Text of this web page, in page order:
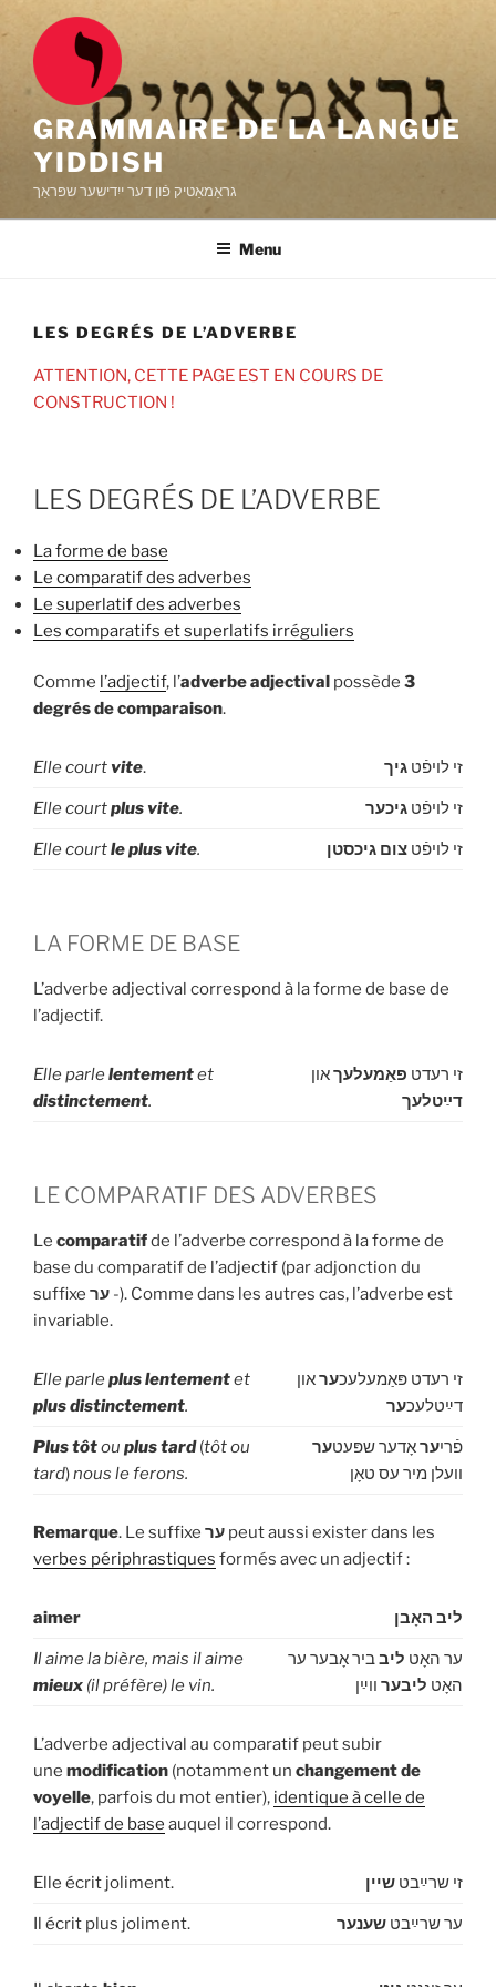
to
content
GRAMMAIRE DE LA LANGUE
YIDDISH
גראַמאַטיק פֿון דער ייִדישער שפּראַך
Menu
LES DEGRÉS DE L’ADVERBE
ATTENTION, CETTE PAGE EST EN COURS DE
CONSTRUCTION !
LES DEGRÉS DE L’ADVERBE
La forme de base
Le comparatif des adverbes
Le superlatif des adverbes
Les comparatifs et superlatifs irréguliers
Comme l’adjectif, l’adverbe adjectival possède 3
degrés de comparaison.
Elle court vite. זי לויפֿט גיך
Elle courtplus vite. זי לויפֿט גיכער
Elle courtle plus vite. זי לויפֿט צום גיכסטן
LA FORME DE BASE
L’adverbe adjectival correspond à la forme de base de
l’adjectif.
Elle parlelentementet
distinctement.
זי רעדט פּאַמעלעךאון
דײַטלעך
LE COMPARATIF DES ADVERBES
Le comparatifde l’adverbe correspond à la forme de
base du comparatif de l’adjectif (par adjonction du
suffixe
-). Comme dans les autres cas, l’adverbe est
invariable.
Elle parlepluslentementet
plusdistinctement.
זי רעדט פּאַמעלעכעראון
דײַטלעכער
Plus tôtou plus tard (tôt ou
tard)nous le ferons.
פֿריִעראָדער שפּעטער
וועלן מיר עס טאָן
Remarque. Le suffixe ער peut aussi exister dans les
verbes périphrastiques formés avec un adjectif :
aimer ליב האָבן
Il aime la bière, mais il aime
mieux (il préfère) le vin.
ער האָט ליב ביר אָבער ער
האָט ליבער ווײַן
L’adverbe adjectival au comparatif peut subir
une modification (notamment un changement de
voyelle, parfois du mot entier), identique à celle de
l’adjectif de base auquel il correspond.
Elle écrit joliment. זי שרײַבט שיין
Il écrit plus joliment. ער שרײַבט שענער